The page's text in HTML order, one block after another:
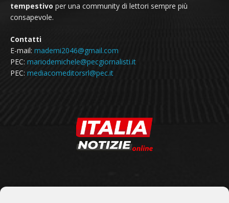
tempestivo per una community di lettori sempre più
consapevole.
Contatti
E-mail: mademi2046@gmail.com
PEC: mariodemichele@pecgiornalisti.it
PEC: mediacomeditorsrl@pec.it
SEGUICI SU